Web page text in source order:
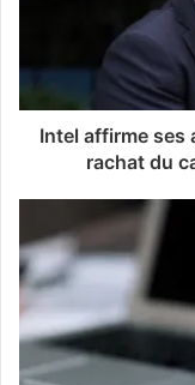
Intel affirme ses
rachat du